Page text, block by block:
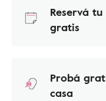
Reservá
gratis
Probá
casa